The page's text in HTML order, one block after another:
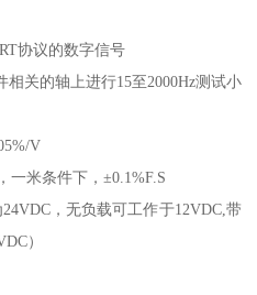
协议的数字信号
关的轴上进行15至2000Hz测试小
V
一米条件下，±0.1%F.S
，无负载可工作于12VDC,带
）